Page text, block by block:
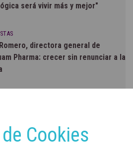
será vivir más y mejor"
directora general de
Pharma: crecer sin renunciar a la
Cookies